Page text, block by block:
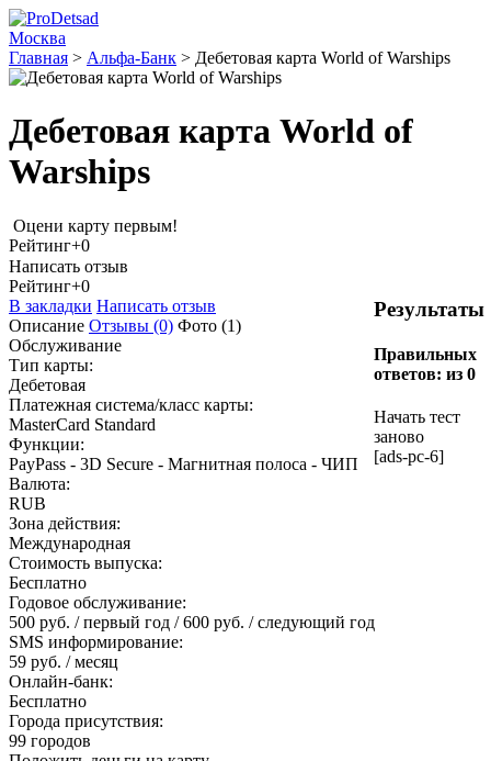
Москва
Главная > Альфа-Банк > Дебетовая карта World of Warships
Дебетовая карта World of
Warships
Оцени карту первым!
Рейтинг+0
Написать отзыв
Результаты
Правильных
ответов: из 0
Начать тест
заново
[ads-pc-6]
Рейтинг+0
В закладки Написать отзыв
Описание Отзывы (0) Фото (1)
Обслуживание
Тип карты:
Дебетовая
Платежная система/класс карты:
MasterCard Standard
Функции:
PayPass - 3D Secure - Магнитная полоса - ЧИП
Валюта:
RUB
Зона действия:
Международная
Стоимость выпуска:
Бесплатно
Годовое обслуживание:
500 руб. / первый год / 600 руб. / следующий год
SMS информирование:
59 руб. / месяц
Онлайн-банк:
Бесплатно
Города присутствия:
99 городов